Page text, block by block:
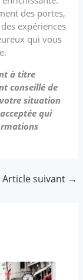
des portes,
expériences
qui vous
à titre
conseillé de
situation
qui
Article suivant →